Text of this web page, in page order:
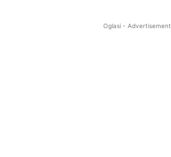
Oglasi - Advertisement